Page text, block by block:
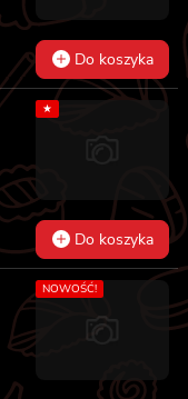
Do koszyka
★
Do koszyka
NOWOŚĆ!